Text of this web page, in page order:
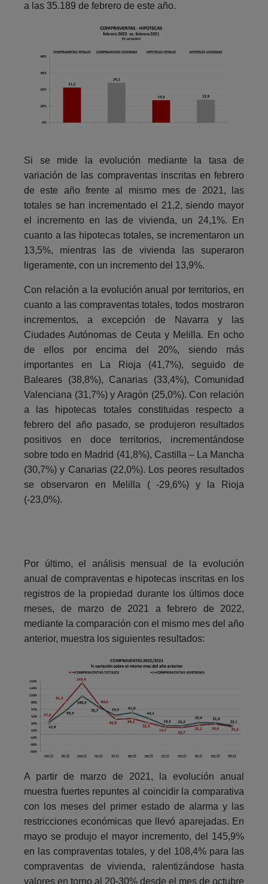
a las 35.189 de febrero de este año.
Si se mide la evolución mediante la tasa de
variación de las compraventas inscritas en febrero
de este año frente al mismo mes de 2021, las
totales se han incrementado el 21,2, siendo mayor
el incremento en las de vivienda, un 24,1%. En
cuanto a las hipotecas totales, se incrementaron un
13,5%, mientras las de vivienda las superaron
ligeramente, con un incremento del 13,9%.
Con relación a la evolución anual por territorios, en
cuanto a las compraventas totales, todos mostraron
incrementos, a excepción de Navarra y las
Ciudades Autónomas de Ceuta y Melilla. En ocho
de ellos por encima del 20%, siendo más
importantes en La Rioja (41,7%), seguido de
Baleares (38,8%), Canarias (33,4%), Comunidad
Valenciana (31,7%) y Aragón (25,0%). Con relación
a las hipotecas totales constituidas respecto a
febrero del año pasado, se produjeron resultados
positivos en doce territorios, incrementándose
sobre todo en Madrid (41,8%), Castilla – La Mancha
(30,7%) y Canarias (22,0%). Los peores resultados
se observaron en Melilla ( -29,6%) y la Rioja
(-23,0%).
Por último, el análisis mensual de la evolución
anual de compraventas e hipotecas inscritas en los
registros de la propiedad durante los últimos doce
meses, de marzo de 2021 a febrero de 2022,
mediante la comparación con el mismo mes del año
anterior, muestra los siguientes resultados:
A partir de marzo de 2021, la evolución anual
muestra fuertes repuntes al coincidir la comparativa
con los meses del primer estado de alarma y las
restricciones económicas que llevó aparejadas. En
mayo se produjo el mayor incremento, del 145,9%
en las compraventas totales, y del 108,4% para las
compraventas de vivienda, ralentizándose hasta
valores en torno al 20-30% desde el mes de octubre